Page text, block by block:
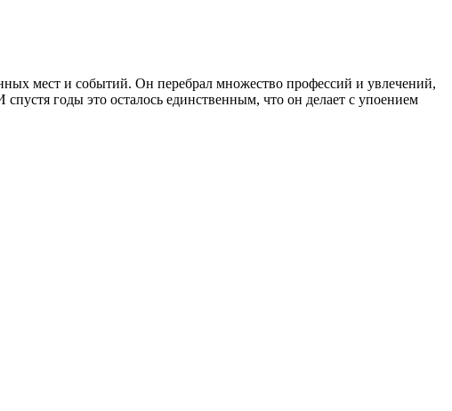
мест и событий. Он перебрал множество профессий и увлечений,
годы это осталось единственным, что он делает с упоением